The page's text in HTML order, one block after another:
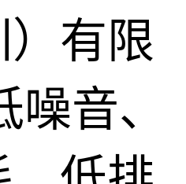
）有限
噪音、